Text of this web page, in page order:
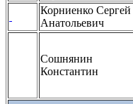
Корниенко Сергей
Анатольевич
Сошнянин
Константин